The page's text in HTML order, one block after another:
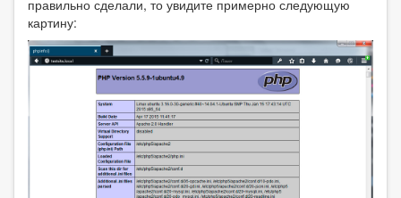
правильно сделали, то увидите примерно следующую
картину: